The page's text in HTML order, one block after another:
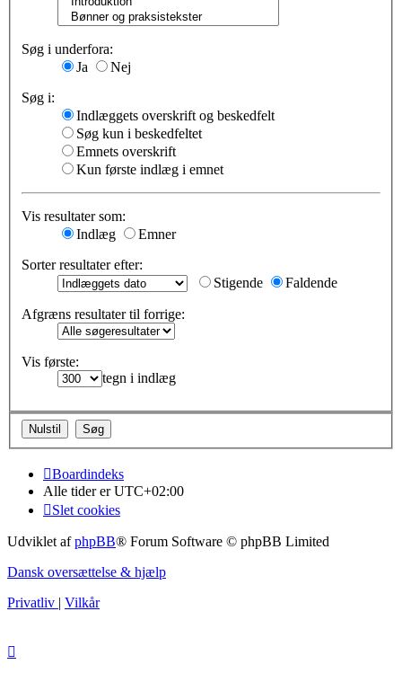
Søg i underfora:
Ja
Nej
Søg i:
Indlæggets overskrift og beskedfelt
Søg kun i beskedfeltet
Emnets overskrift
Kun første indlæg i emnet
Vis resultater som:
Indlæg
Emner
Sorter resultater efter:
Stigende
Faldende
Afgræns resultater til forrige:
Vis første:
tegn i indlæg
Boardindeks
Alle tider erUTC+02:00
Slet cookies
Udviklet afphpBB® Forum Software © phpBB Limited
Dansk oversættelse & hjælp
Privatliv | Vilkår